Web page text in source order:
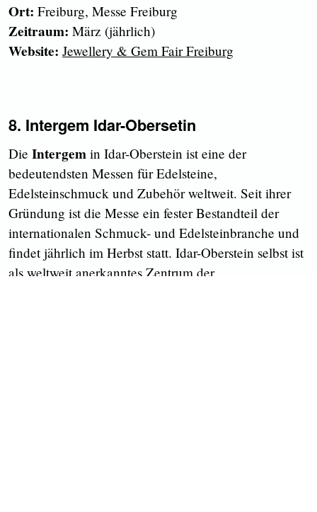
Ort: Freiburg, Messe Freiburg
Zeitraum: März (jährlich)
Website: Jewellery & Gem Fair Freiburg
8. Intergem Idar-Obersetin
Die Intergem in Idar-Oberstein ist eine der
bedeutendsten Messen für Edelsteine,
Edelsteinschmuck und Zubehör weltweit. Seit ihrer
Gründung ist die Messe ein fester Bestandteil der
internationalen Schmuck- und Edelsteinbranche und
findet jährlich im Herbst statt. Idar-Oberstein selbst ist
als weltweit anerkanntes Zentrum der